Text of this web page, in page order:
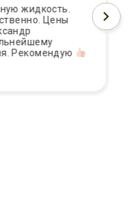
жидкость.
Цены
Рекомендую